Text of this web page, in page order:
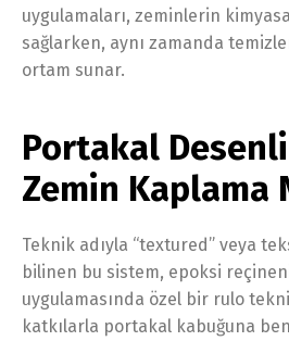
uygulamaları, zeminlerin
sağlarken, aynı zamanda
ortam sunar.
Portakal
Zemin Kaplama
Teknik adıyla “textured” veya
bilinen bu sistem, epoksi
uygulamasında özel bir rulo
katkılarla portakal kabuğuna